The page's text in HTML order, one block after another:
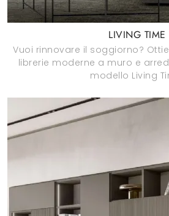
LIVING TIME
Vuoi rinnovare il soggiorno?
librerie moderne a muro e
modello Living